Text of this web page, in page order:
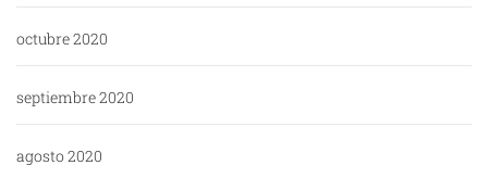
octubre 2020
septiembre 2020
agosto 2020